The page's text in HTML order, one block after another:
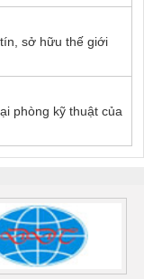
sở hữu thế giới
phòng kỹ thuật của